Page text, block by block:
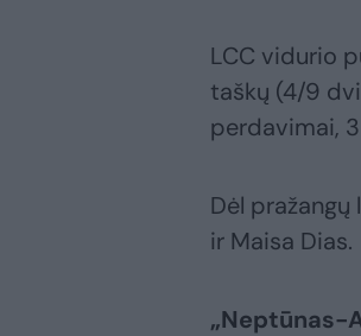
LCC vidurio
taškų (4/9
perdavimai,
Dėl
ir Maisa Dias.
„Neptūnas-